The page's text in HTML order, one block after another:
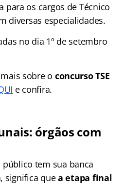
para os cargos de Técnico
diversas especialidades.
no dia 1º de setembro
sobre o concursoTSE
e confira.
órgãos com
tem sua banca
significa quea etapa final